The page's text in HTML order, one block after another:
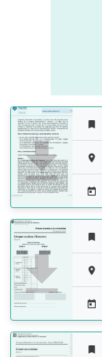








